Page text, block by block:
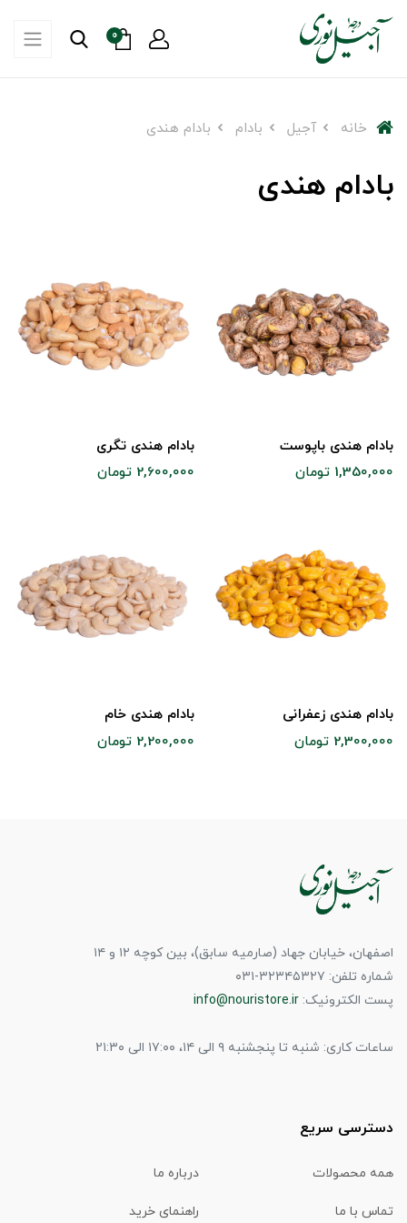
0
خانه آجیل بادام بادام هندی
بادام هندی
بادام هندی باپوست
1,350,000 تومان
بادام هندی تگری
2,600,000 تومان
بادام هندی زعفرانی
2,300,000 تومان
بادام هندی خام
2,200,000 تومان
اصفهان، خیابان جهاد (صارمیه سابق)، بین کوچه ۱۲ و ۱۴
شماره تلفن: ۳۲۳۴۵۳۲۷-۰۳۱
پست الکترونیک: info@nouristore.ir
ساعات کاری: شنبه تا پنجشنبه ۹ الی ۱۴، ۱۷:۰۰ الی ۲۱:۳۰
دسترسی سریع
همه محصولات درباره ما
تماس با ما راهنمای خرید